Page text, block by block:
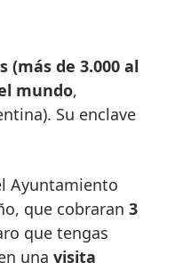
(más de 3.000 al
mundo,
Su enclave
Ayuntamiento
que cobraran 3
que tengas
una visita